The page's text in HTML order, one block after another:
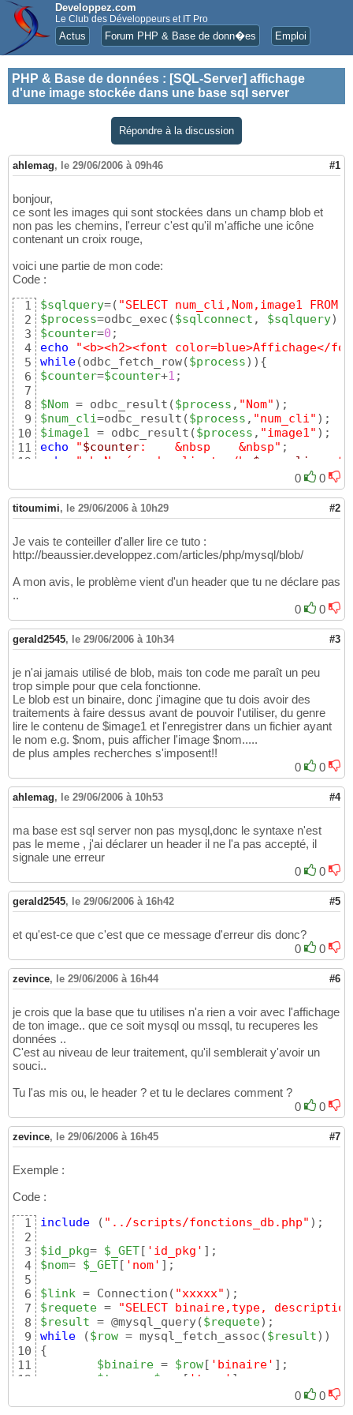
Developpez.com
Le Club des Développeurs et IT Pro
Actus Forum PHP & Base de donn�es Emploi
PHP & Base de données : [SQL-Server] affichage
d'une image stockée dans une base sql server
Répondre à la discussion
ahlemag, le 29/06/2006 à 09h46 #1
bonjour,
ce sont les images qui sont stockées dans un champ blob et
non pas les chemins, l'erreur c'est qu'il m'affiche une icône
contenant un croix rouge,
voici une partie de mon code:
Code :
1
2
3
4
5
6
7
8
9
10
11
12
14
$sqlquery=( "SELECT num_cli,Nom,image1
$process=odbc_exec ($sqlconnect , $sqlquery)
$counter=0
echo
"<b><h2><font color=blue>Affichage</
while(odbc_fetch_row($process) ) {
$counter=$counter+1 ;
$Nom = odbc_result ($process , "Nom" )
$num_cli=odbc_result ($process , "num_cli" )
$image1 = odbc_result ($process , "image1" )
echo
"$counter:    &nbsp    &nbsp"
echo
"<b>Numéro du client:</b> $num_cli
echo"$image1";
0 0
titoumimi, le 29/06/2006 à 10h29 #2
Je vais te conteiller d'aller lire ce tuto :
http://beaussier.developpez.com/articles/php/mysql/blob/
A mon avis, le problème vient d'un header que tu ne déclare pas
..
0
0
gerald2545, le 29/06/2006 à 10h34 #3
je n'ai jamais utilisé de blob, mais ton code me paraît un peu
trop simple pour que cela fonctionne.
Le blob est un binaire, donc j'imagine que tu dois avoir des
traitements à faire dessus avant de pouvoir l'utiliser, du genre
lire le contenu de $image1 et l'enregistrer dans un fichier ayant
le nom e.g. $nom, puis afficher l'image $nom.....
de plus amples recherches s'imposent!!
0
0
ahlemag, le 29/06/2006 à 10h53 #4
ma base est sql server non pas mysql,donc le syntaxe n'est
pas le meme , j'ai déclarer un header il ne l'a pas accepté, il
signale une erreur
0
0
gerald2545, le 29/06/2006 à 16h42 #5
et qu'est-ce que c'est que ce message d'erreur dis donc?
0
0
zevince, le 29/06/2006 à 16h44 #6
je crois que la base que tu utilises n'a rien a voir avec l'affichage
de ton image.. que ce soit mysql ou mssql, tu recuperes les
données ..
C'est au niveau de leur traitement, qu'il semblerait y'avoir un
souci..
Tu l'as mis ou, le header ? et tu le declares comment ?
0
0
zevince, le 29/06/2006 à 16h45 #7
Exemple :
Code :
1
2
3
4
5
6
7
8
9
10
11
12
14
include ( "../scripts/fonctions_db.php" ) ;
$id_pkg= $_GET [ 'id_pkg' ]
$nom= $_GET [ 'nom' ] ;
$link = Connection ( "xxxxx" )
$requete =
"SELECT binaire,type, description
$result = @mysql_query($requete)
while
($row = mysql_fetch_assoc ($result) )
{
$binaire = $row [ 'binaire' ] ;
$type
$row [ 'type' ]
}
0 0